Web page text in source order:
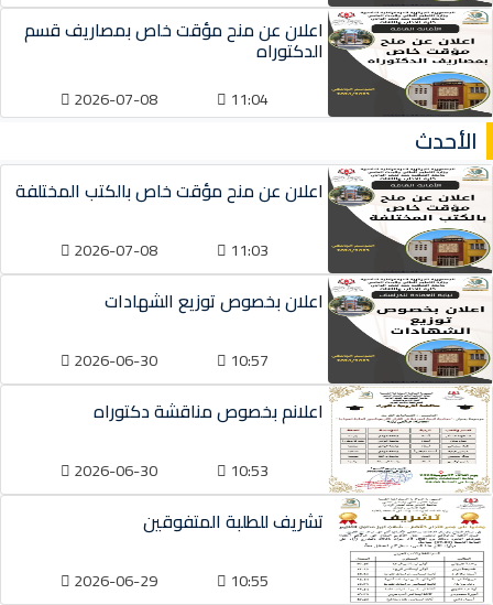
اعلان عن منح مؤقت خاص بمصاريف قسم
الدكتوراه
11:04
2026-07-08
الأحدث
اعلان عن منح مؤقت خاص بالكتب المختلفة
11:03
2026-07-08
اعلان بخصوص توزيع الشهادات
10:57
2026-06-30
اعلانم بخصوص مناقشة دكتوراه
10:53
2026-06-30
تشريف للطلبة المتفوقين
10:55
2026-06-29